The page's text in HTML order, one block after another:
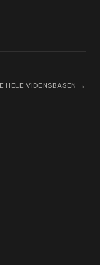
HELE VIDENSBASEN →